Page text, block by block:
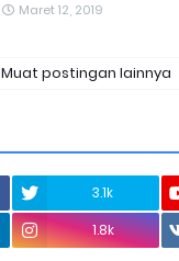
Maret 12, 2019
Muat postingan lainnya
3.1k
1.8k